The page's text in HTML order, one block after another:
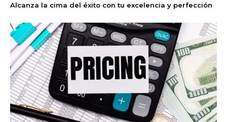
Alcanza la cima del éxito con tu excelencia y perfección